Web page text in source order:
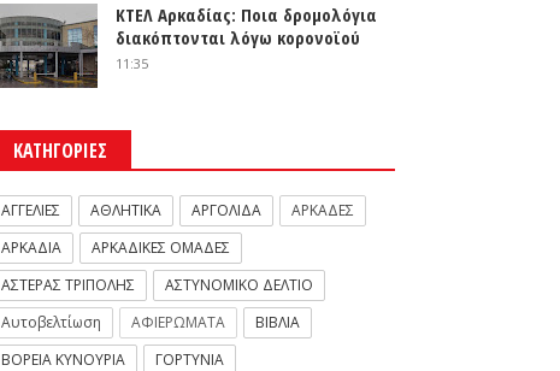
ΚΤΕΛ Αρκαδίας: Ποια δρομολόγια
διακόπτονται λόγω κορονοϊού
11:35
ΚΑΤΗΓΟΡΙΕΣ
ΑΓΓΕΛΙΕΣ ΑΘΛΗΤΙΚΑ ΑΡΓΟΛΙΔΑ
ΑΡΚΑΔΕΣ
ΑΡΚΑΔΙΑ
ΑΡΚΑΔΙΚΕΣ ΟΜΑΔΕΣ
ΑΣΤΕΡΑΣ ΤΡΙΠΟΛΗΣ
ΑΣΤΥΝΟΜΙΚΟ ΔΕΛΤΙΟ
Αυτοβελτίωση
ΑΦΙΕΡΩΜΑΤΑ
ΒΙΒΛΙΑ
ΒΟΡΕΙΑ ΚΥΝΟΥΡΙΑ
ΓΟΡΤΥΝΙΑ